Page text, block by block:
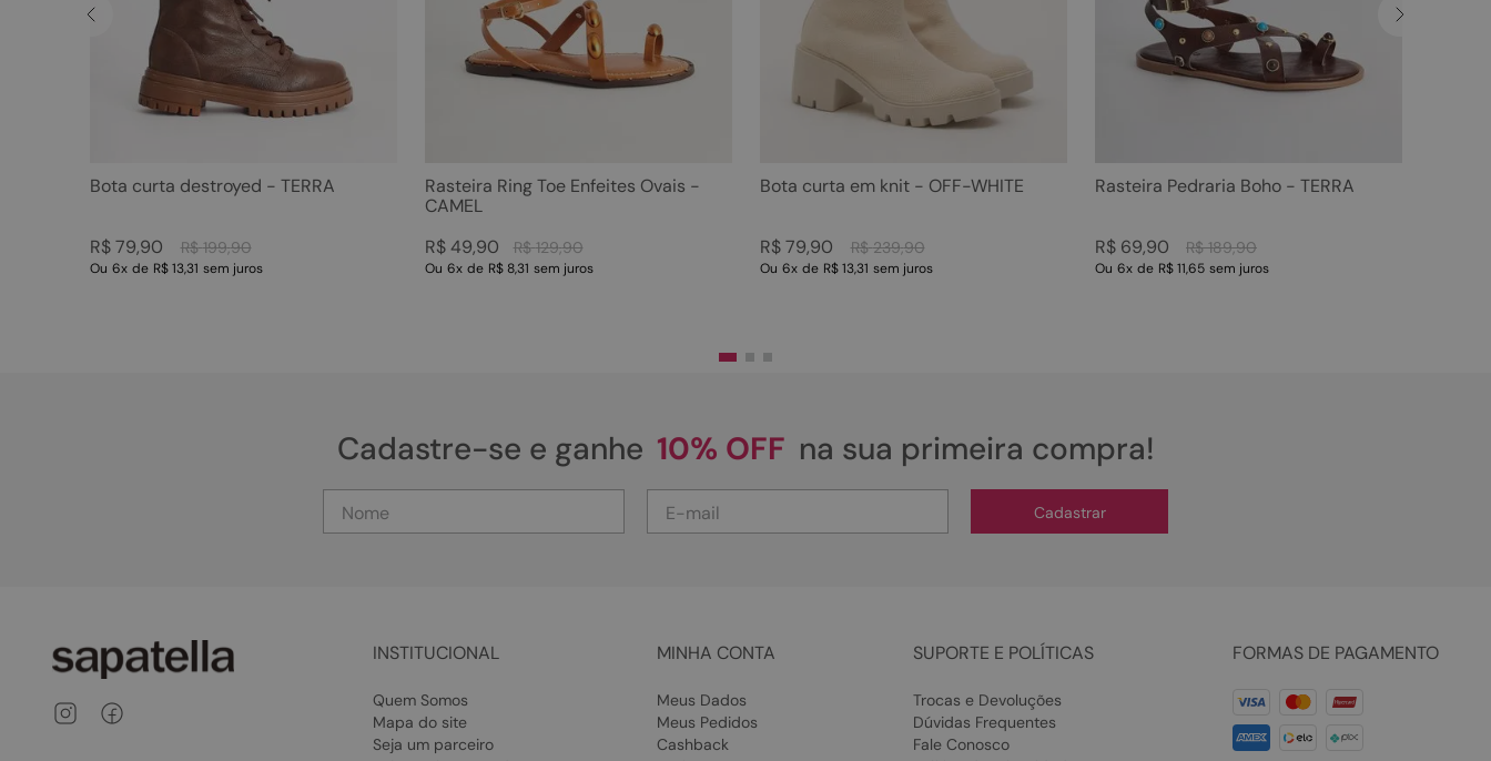
Bota curta destroyed - TERRA
R$ 199,90
R$ 79,90
Ou 6x de R$ 13,31 sem juros
Rasteira Ring Toe Enfeites Ovais -
CAMEL
R$ 129,90
R$ 49,90
Ou 6x de R$ 8,31 sem juros
Bota curta em knit - OFF-WHITE
R$ 239,90
R$ 79,90
Ou 6x de R$ 13,31 sem juros
Rasteira Pedraria Boho - TERRA
R$ 189,90
R$ 69,90
Ou 6x de R$ 11,65 sem juros
Cadastre-se e ganhe 10% OFF na sua primeira compra!
Cadastrar
INSTITUCIONAL
Quem Somos
Mapa do site
Seja um parceiro
MINHA CONTA
Meus Dados
Meus Pedidos
Cashback
SUPORTE E POLÍTICAS
Trocas e Devoluções
Dúvidas Frequentes
Fale Conosco
FORMAS DE PAGAMENTO